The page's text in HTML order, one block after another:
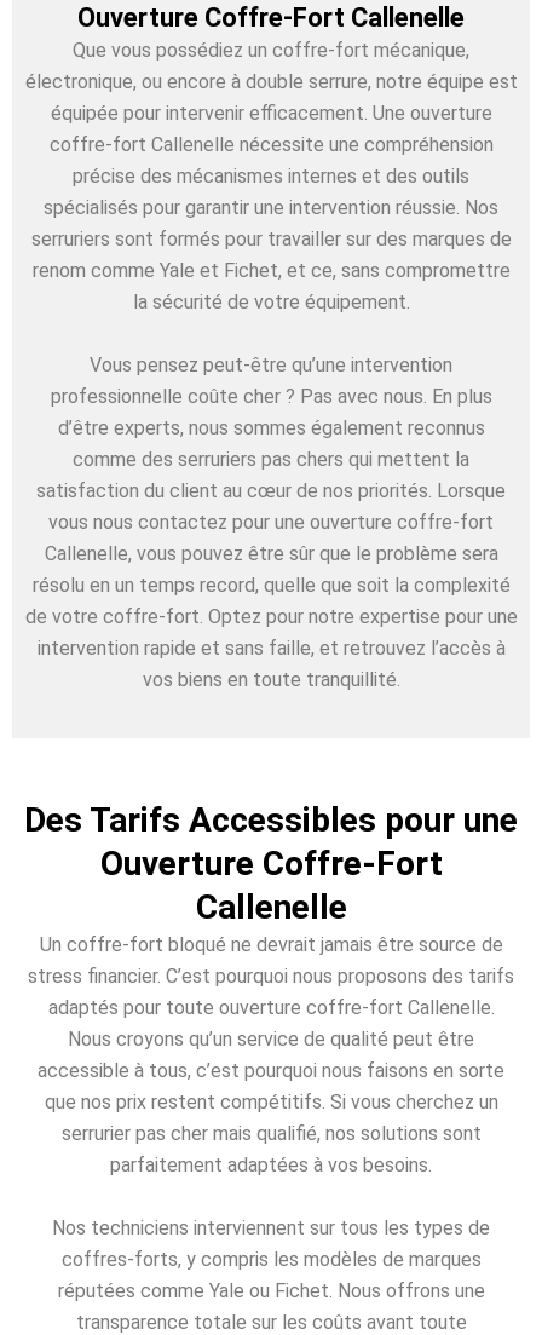
Ouverture Coffre-Fort Callenelle
Que vous possédiez un coffre-fort mécanique,
électronique, ou encore à double serrure, notre équipe est
équipée pour intervenir efficacement. Une ouverture
coffre-fort Callenelle nécessite une compréhension
précise des mécanismes internes et des outils
spécialisés pour garantir une intervention réussie. Nos
serruriers sont formés pour travailler sur des marques de
renom comme Yale et Fichet, et ce, sans compromettre
la sécurité de votre équipement.
Vous pensez peut-être qu’une intervention
professionnelle coûte cher ? Pas avec nous. En plus
d’être experts, nous sommes également reconnus
comme des serruriers pas chers qui mettent la
satisfaction du client au cœur de nos priorités. Lorsque
vous nous contactez pour une ouverture coffre-fort
Callenelle, vous pouvez être sûr que le problème sera
résolu en un temps record, quelle que soit la complexité
de votre coffre-fort. Optez pour notre expertise pour une
intervention rapide et sans faille, et retrouvez l’accès à
vos biens en toute tranquillité.
Des Tarifs Accessibles pour une
Ouverture Coffre-Fort
Callenelle
Un coffre-fort bloqué ne devrait jamais être source de
stress financier. C’est pourquoi nous proposons des tarifs
adaptés pour toute ouverture coffre-fort Callenelle.
Nous croyons qu’un service de qualité peut être
accessible à tous, c’est pourquoi nous faisons en sorte
que nos prix restent compétitifs. Si vous cherchez un
serrurier pas cher mais qualifié, nos solutions sont
parfaitement adaptées à vos besoins.
Nos techniciens interviennent sur tous les types de
coffres-forts, y compris les modèles de marques
réputées comme Yale ou Fichet. Nous offrons une
transparence totale sur les coûts avant toute